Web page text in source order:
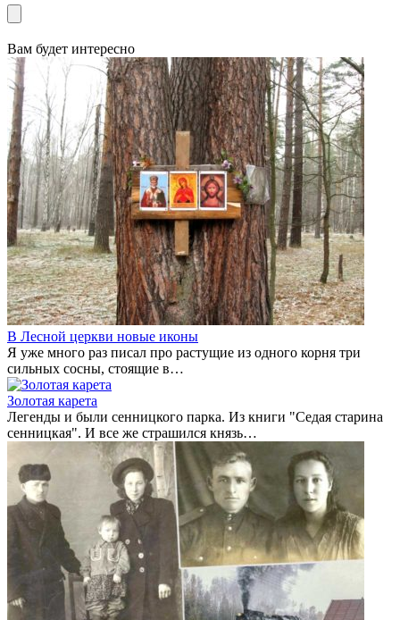
Вам будет интересно
В Лесной церкви новые иконы
Я уже много раз писал про растущие из одного корня три
сильных сосны, стоящие в…
Золотая карета
Легенды и были сенницкого парка. Из книги "Седая старина
сенницкая". И все же страшился князь…